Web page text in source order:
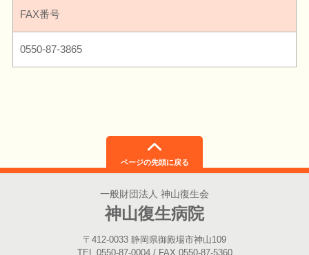
FAX番号
0550-87-3865
ページの先頭に戻る
一般財団法人 神山復生会
神山復生病院
〒412-0033 静岡県御殿場市神山109
TEL 0550-87-0004 / FAX 0550-87-5360